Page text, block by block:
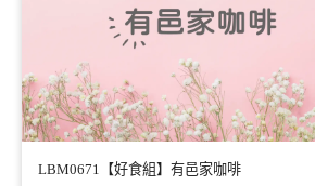
LBM0671【好食組】有邑家咖啡